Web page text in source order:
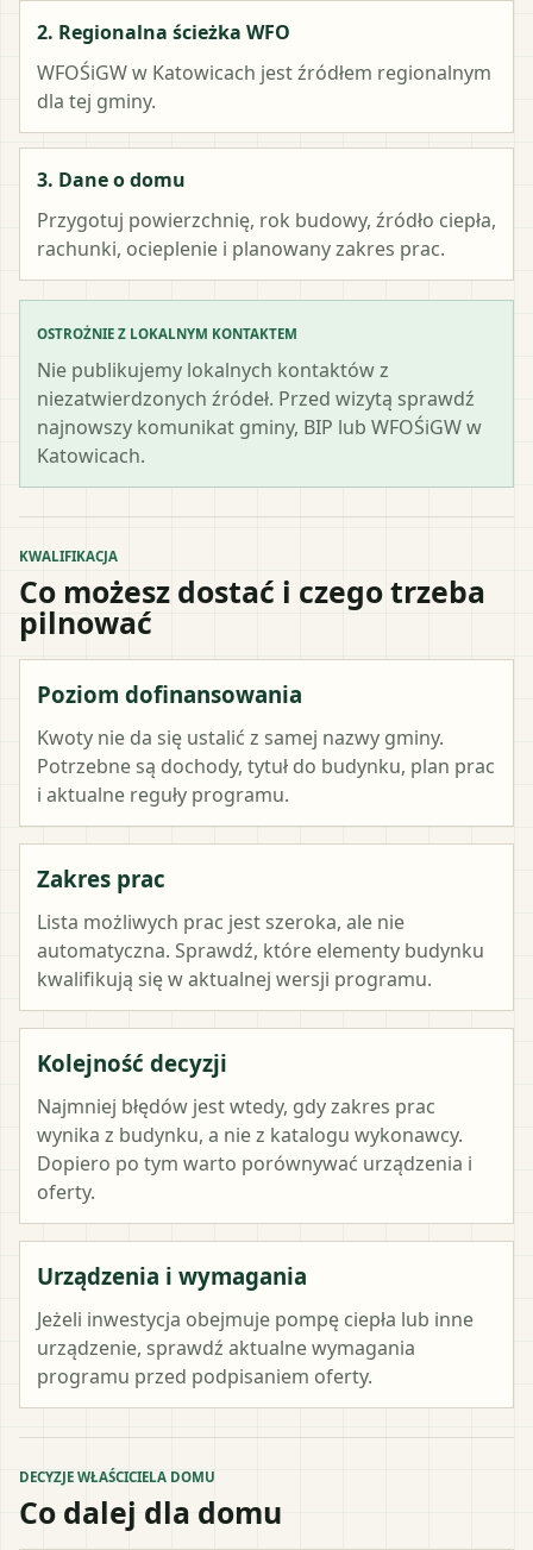
2. Regionalna ścieżka WFO
WFOŚiGW w Katowicach jest źródłem regionalnym
dla tej gminy.
3. Dane o domu
Przygotuj powierzchnię, rok budowy, źródło ciepła,
rachunki, ocieplenie i planowany zakres prac.
OSTROŻNIE Z LOKALNYM KONTAKTEM
Nie publikujemy lokalnych kontaktów z
niezatwierdzonych źródeł. Przed wizytą sprawdź
najnowszy komunikat gminy, BIP lub WFOŚiGW w
Katowicach.
KWALIFIKACJA
Co możesz dostać i czego trzeba
pilnować
Poziom dofinansowania
Kwoty nie da się ustalić z samej nazwy gminy.
Potrzebne są dochody, tytuł do budynku, plan prac
i aktualne reguły programu.
Zakres prac
Lista możliwych prac jest szeroka, ale nie
automatyczna. Sprawdź, które elementy budynku
kwalifikują się w aktualnej wersji programu.
Kolejność decyzji
Najmniej błędów jest wtedy, gdy zakres prac
wynika z budynku, a nie z katalogu wykonawcy.
Dopiero po tym warto porównywać urządzenia i
oferty.
Urządzenia i wymagania
Jeżeli inwestycja obejmuje pompę ciepła lub inne
urządzenie, sprawdź aktualne wymagania
programu przed podpisaniem oferty.
DECYZJE WŁAŚCICIELA DOMU
Co dalej dla domu